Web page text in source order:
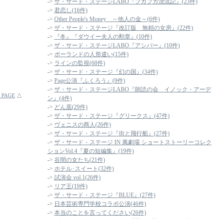
PAGE △
-> ザ・サード・ステージLABO『プカプカ漂流記』(23件)
-> 君恋し(16件)
-> Other People's Money ～他人の金～(6件)
-> ザ・サード・ステージ『改訂版 無頼の女房』(22件)
->
『冬』『ダウイー夫人の勲章』(10件)
-> ザ・サード・ステージLABO『アシバー』(10件)
-> ポーランドの人形遣い(15件)
-> ラインの監視(68件)
-> ザ・サード・ステージ『幻の国』(34件)
-> Page公演『ふくろう』(9件)
-> ザ・サード・ステージLABO『朗読の会 イノック・アーデ
ン』(4件)
-> どん底(29件)
-> ザ・サード・ステージ『グリークス』(47件)
-> ヴェニスの商人(26件)
-> ザ・サード・ステージ『街と飛行船』(27件)
-> ザ・サード・ステージ IN 萬劇場 ショートストーリーコレク
ションVol.4『夏の短編集』(19件)
-> 谷間の女たち(21件)
-> ホテル･スイート(32件)
-> 試演会 vol.1(26件)
-> リア王(19件)
-> ザ・サード・ステージ『BLUE』(27件)
-> 日本芸術専門学校コラボ公演(46件)
-> 本当のことを言ってください(26件)